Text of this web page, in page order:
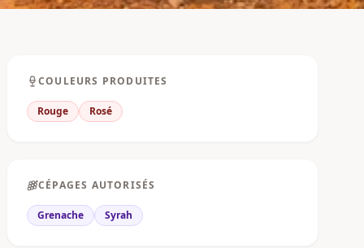
COULEURS PRODUITES
Rouge Rosé
CÉPAGES AUTORISÉS
Grenache Syrah